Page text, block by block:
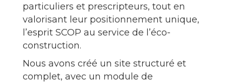
particuliers et prescripteurs, tout en
valorisant leur positionnement unique,
l’esprit SCOP au service de l’éco-
construction.
Nous avons créé un site structuré et
complet, avec un module de